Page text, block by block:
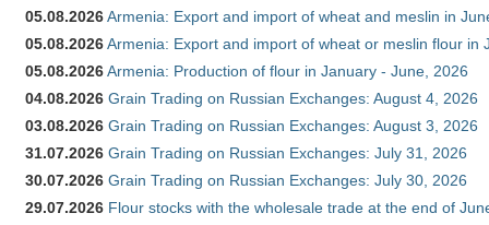
05.08.2026Armenia: Export and import of wheat and meslin in
05.08.2026Armenia: Export and import of wheat or meslin flour in
05.08.2026Armenia: Production of flour in January - June, 2026
04.08.2026 Grain Trading on Russian Exchanges: August 4, 2026
03.08.2026 Grain Trading on Russian Exchanges: August 3, 2026
31.07.2026 Grain Trading on Russian Exchanges: July 31, 2026
30.07.2026 Grain Trading on Russian Exchanges: July 30, 2026
29.07.2026 Flour stocks with the wholesale trade at the end of